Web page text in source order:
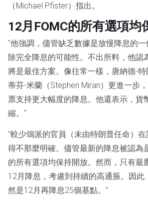
（Michael Pfister）指出。
12月FOMC的所有選項均
"他強調，儘管缺乏數據是放慢降息的
除完全降息的可能性。不出所料，他認
將是最佳方案。像往常一樣，唐納德-
蒂芬-米蘭（Stephen Miran）更進一步
票支持更大幅度的降息。他還表示，貨
縮。"
"較少鴿派的官員（未由特朗普任命）
得不那麼明確。儘管最新的降息被認為
的所有選項均保持開放。然而，只有最
12月降息，考慮到持續的高通脹。因此
然是12月再降息25個基點。"